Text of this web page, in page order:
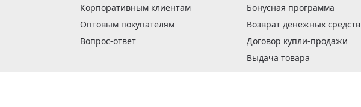
Корпоративным клиентам
Оптовым покупателям
Вопрос-ответ
Бонусная программа
Возврат денежных средств
Договор купли-продажи
Выдача товара
Доставка заказов